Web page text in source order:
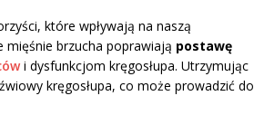
które wpływają na naszą
mięśnie brzucha poprawiają postawę
i dysfunkcjom kręgosłupa. Utrzymując
kręgosłupa, co może prowadzić do